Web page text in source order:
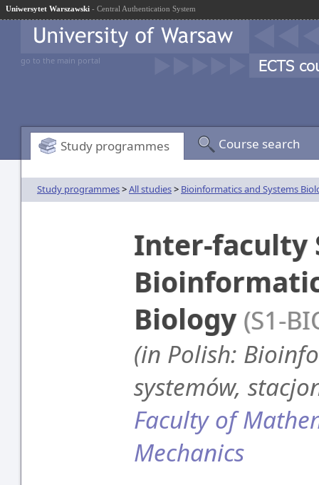
Uniwersytet Warszawski - Central Authentication System
go to the main portal
Study programmes Course search
Study programmes>All studies> Bioinformatics and Systems
Inter-faculty
Biology (S1-
(in Polish:
systemów,
Faculty of
Mechanics